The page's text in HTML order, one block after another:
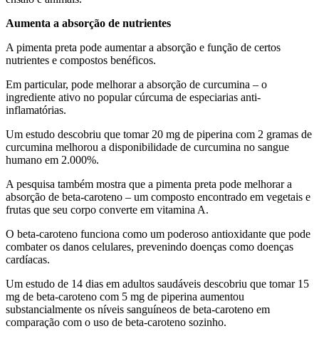
Aumenta a absorção de nutrientes
A pimenta preta pode aumentar a absorção e função de certos
nutrientes e compostos benéficos.
Em particular, pode melhorar a absorção de curcumina – o
ingrediente ativo no popular cúrcuma de especiarias anti-
inflamatórias.
Um estudo descobriu que tomar 20 mg de piperina com 2 gramas de
curcumina melhorou a disponibilidade de curcumina no sangue
humano em 2.000%.
A pesquisa também mostra que a pimenta preta pode melhorar a
absorção de beta-caroteno – um composto encontrado em vegetais e
frutas que seu corpo converte em vitamina A.
O beta-caroteno funciona como um poderoso antioxidante que pode
combater os danos celulares, prevenindo doenças como doenças
cardíacas.
Um estudo de 14 dias em adultos saudáveis ​​descobriu que tomar 15
mg de beta-caroteno com 5 mg de piperina aumentou
substancialmente os níveis sanguíneos de beta-caroteno em
comparação com o uso de beta-caroteno sozinho.